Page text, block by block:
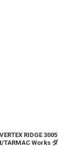
RIDGE 3005
Works ダ